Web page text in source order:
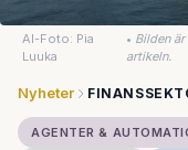
AI-Foto: Pia
Luuka
• Bilden
artikeln.
Nyheter
AGENTER &